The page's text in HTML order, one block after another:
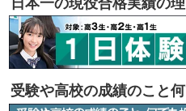
受験や高校の成績のこと